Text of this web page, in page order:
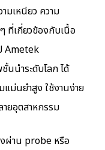
มเหนียว ความ
ที่เกี่ยวข้องกับเนื้อ
Ametek
นำระดับโลก ได้
ม่นยำสูง ใช้งานง่าย
ายอุตสาหกรรม
ผ่าน probe หรือ